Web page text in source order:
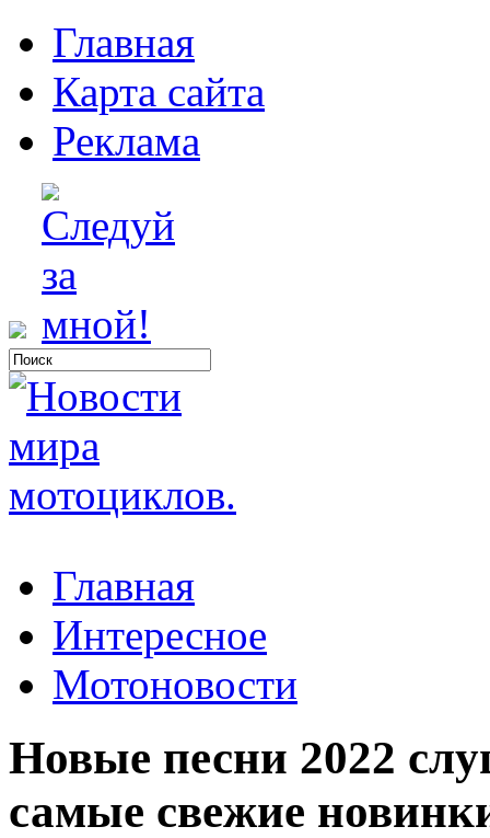
Главная
Карта сайта
Реклама
Главная
Интересное
Мотоновости
Новые песни 2022
самые свежие